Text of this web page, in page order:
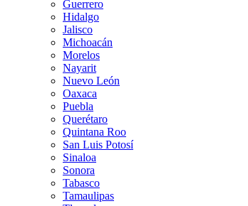
Guerrero
Hidalgo
Jalisco
Michoacán
Morelos
Nayarit
Nuevo León
Oaxaca
Puebla
Querétaro
Quintana Roo
San Luis Potosí
Sinaloa
Sonora
Tabasco
Tamaulipas